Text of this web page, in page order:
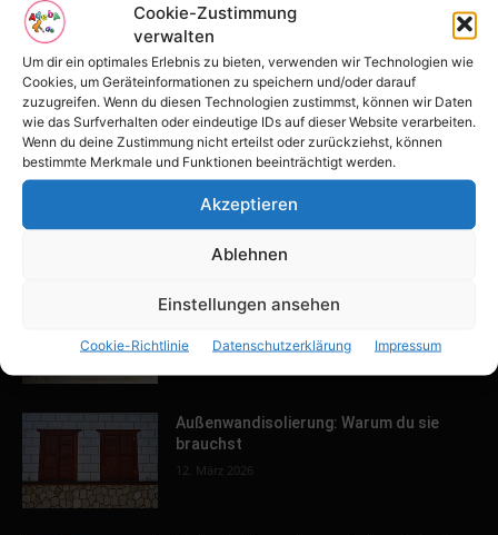
Cookie-Zustimmung
verwalten
Um dir ein optimales Erlebnis zu bieten, verwenden wir Technologien wie
Cookies, um Geräteinformationen zu speichern und/oder darauf
zuzugreifen. Wenn du diesen Technologien zustimmst, können wir Daten
wie das Surfverhalten oder eindeutige IDs auf dieser Website verarbeiten.
Wenn du deine Zustimmung nicht erteilst oder zurückziehst, können
bestimmte Merkmale und Funktionen beeinträchtigt werden.
Akzeptieren
Ablehnen
Einstellungen ansehen
Cookie-Richtlinie Datenschutzerklärung Impressum
ein
16. April 2026
Familien-Paradies an der Adria
31. März 2026
Keller ausbauen: Tipps und Ideen für
dein Zuhause
13. März 2026
Außenwandisolierung: Warum du sie
brauchst
12. März 2026